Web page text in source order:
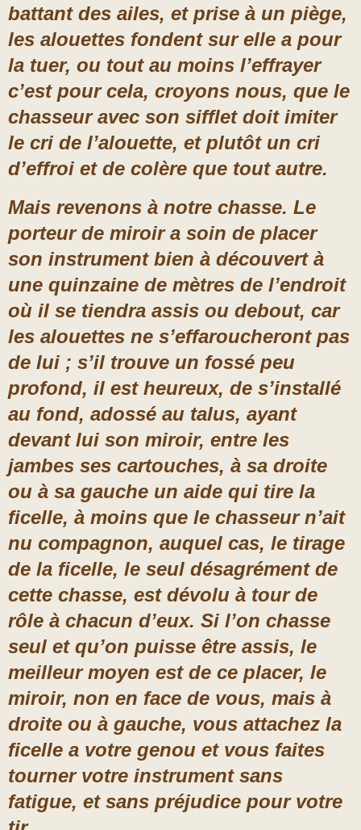
battant des ailes, et prise à un piège,
les alouettes fondent sur elle a pour
la tuer, ou tout au moins l’effrayer
c’est pour cela, croyons nous, que le
chasseur avec son sifflet doit imiter
le cri de l’alouette, et plutôt un cri
d’effroi et de colère que tout autre.
Mais revenons à notre chasse. Le
porteur de miroir a soin de placer
son instrument bien à découvert à
une quinzaine de mètres de l’endroit
où il se tiendra assis ou debout, car
les alouettes ne s’effaroucheront pas
de lui ; s’il trouve un fossé peu
profond, il est heureux, de s’installé
au fond, adossé au talus, ayant
devant lui son miroir, entre les
jambes ses cartouches, à sa droite
ou à sa gauche un aide qui tire la
ficelle, à moins que le chasseur n’ait
nu compagnon, auquel cas, le tirage
de la ficelle, le seul désagrément de
cette chasse, est dévolu à tour de
rôle à chacun d’eux. Si l’on chasse
seul et qu’on puisse être assis, le
meilleur moyen est de ce placer, le
miroir, non en face de vous, mais à
droite ou à gauche, vous attachez la
ficelle a votre genou et vous faites
tourner votre instrument sans
fatigue, et sans préjudice pour votre